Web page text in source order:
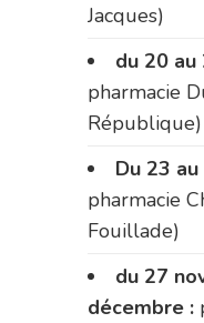
Jacques)
du 20 au
pharmacie
République)
Du 23
pharmacie
Fouillade)
du 27
décembre :